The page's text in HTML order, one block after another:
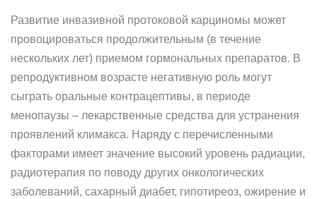
Развитие инвазивной протоковой карциномы может
провоцироваться продолжительным (в течение
нескольких лет) приемом гормональных препаратов. В
репродуктивном возрасте негативную роль могут
сыграть оральные контрацептивы, в периоде
менопаузы – лекарственные средства для устранения
проявлений климакса. Наряду с перечисленными
факторами имеет значение высокий уровень радиации,
радиотерапия по поводу других онкологических
заболеваний, сахарный диабет, гипотиреоз, ожирение и